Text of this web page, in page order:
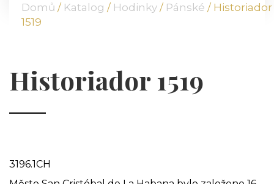
NABÍDKA
TVÁŘE ATT
Domů / Katalog / Hodinky / Pánské / Historiador
1519
Historiador 1519
3196.1CH